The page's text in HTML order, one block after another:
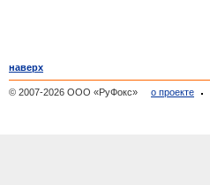
наверх
© 2007-2026 ООО «РуФокс» о проекте